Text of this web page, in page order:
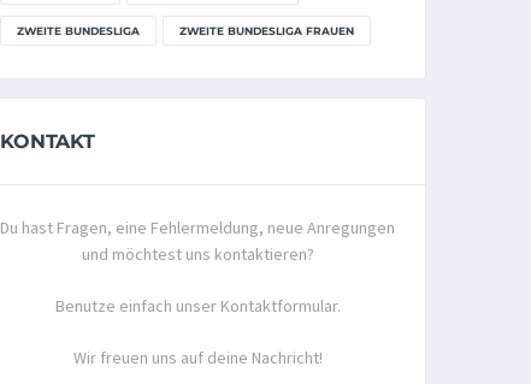
ZWEITE BUNDESLIGA ZWEITE BUNDESLIGA FRAUEN
KONTAKT
Du hast Fragen, eine Fehlermeldung, neue Anregungen
und möchtest uns kontaktieren?
Benutze einfach unser Kontaktformular.
Wir freuen uns auf deine Nachricht!